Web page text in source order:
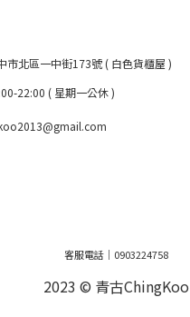
北區一中街173號 ( 白色貨櫃屋 )
22:00 ( 星期一公休 )
客服電話｜0903224758
2023 © 青古ChingKoo